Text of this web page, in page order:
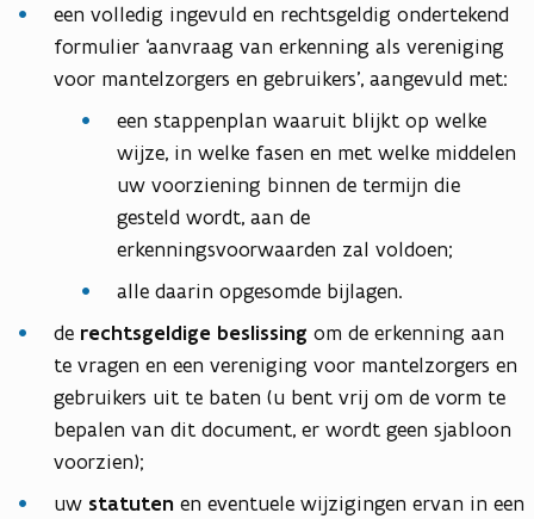
een volledig ingevuld en rechtsgeldig ondertekend
formulier ‘aanvraag van erkenning als vereniging
voor mantelzorgers en gebruikers’, aangevuld met:
een stappenplan waaruit blijkt op welke
wijze, in welke fasen en met welke middelen
uw voorziening binnen de termijn die
gesteld wordt, aan de
erkenningsvoorwaarden zal voldoen;
alle daarin opgesomde bijlagen.
de rechtsgeldige beslissing om de erkenning aan
te vragen en een vereniging voor mantelzorgers en
gebruikers uit te baten (u bent vrij om de vorm te
bepalen van dit document, er wordt geen sjabloon
voorzien);
uw statuten en eventuele wijzigingen ervan in een